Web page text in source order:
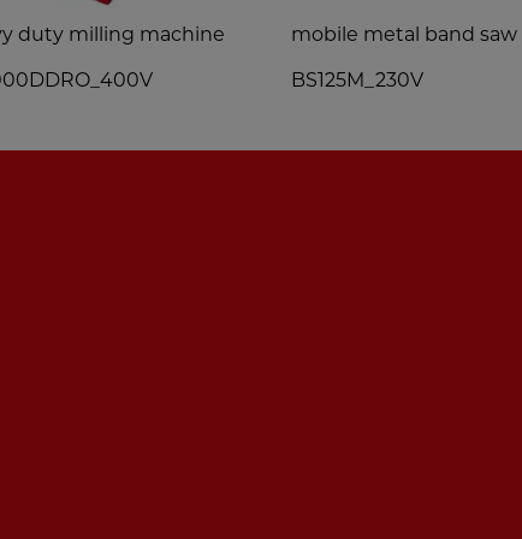
duty milling machine mobile metal band saw
BS125M_230V